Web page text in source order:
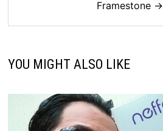
Framestone →
YOU MIGHT ALSO LIKE